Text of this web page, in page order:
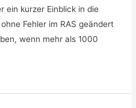
ein kurzer Einblick in die
Fehler im RAS geändert
wenn mehr als 1000